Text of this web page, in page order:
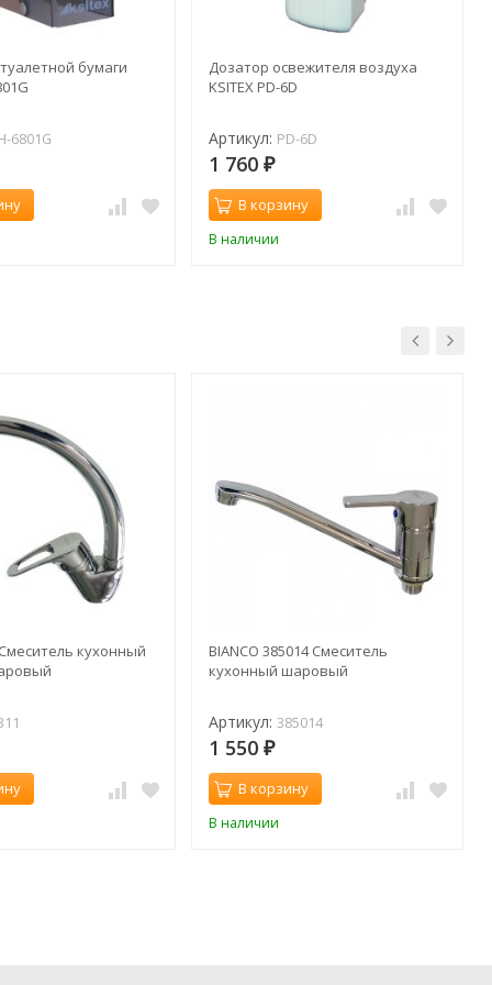
бумаги
6801G
Дозатор освежителя воздуха
KSITEX PD-6D
Артикул: PD-6D
1 760 ₽
В корзину
В наличии
Смеситель кухонный
BIANCO 385014 Смеситель
кухонный шаровый
Артикул: 385014
1 550 ₽
В корзину
В наличии